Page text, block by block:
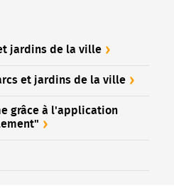
jardins de la ville
et jardins de la ville
grâce à l'application